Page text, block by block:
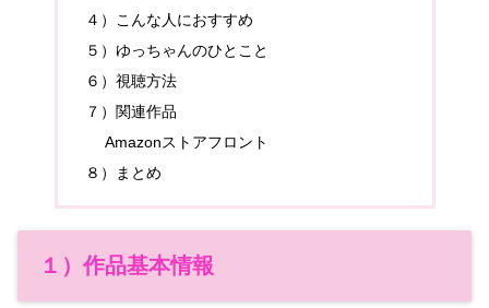
４）こんな人におすすめ
５）ゆっちゃんのひとこと
６）視聴方法
７）関連作品
Amazonストアフロント
８）まとめ
１）作品基本情報